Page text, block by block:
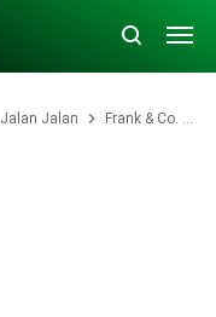
Jalan Jalan Frank & Co. Menyinari Surabaya dengan Koleksi Terbaru "See the Light: Engraved Moments" di Pop-Up Store Tunjungan Plaza 3